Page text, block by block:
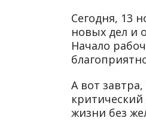
Сегодня, 13
новых дел и
Начало
А вот
жизни без